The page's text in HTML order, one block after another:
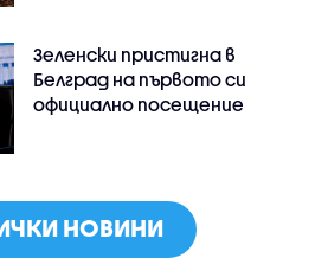
Зеленски пристигна в
Белград на първото си
официално посещение
НОВИНИ